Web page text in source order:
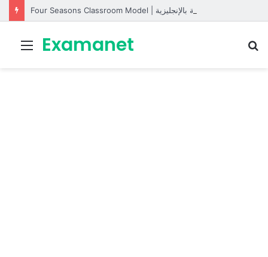
Menu
Examanet